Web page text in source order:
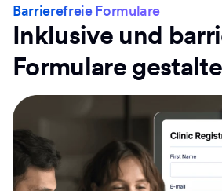
Barrierefreie Formulare
Inklusive und
Formulare